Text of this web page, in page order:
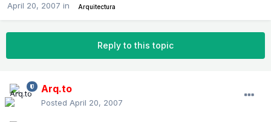
April 20, 2007 in Arquitectura
Reply to this topic
Arq.to
Posted April 20, 2007